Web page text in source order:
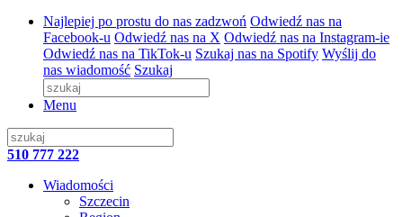
Najlepiej po prostu do nas zadzwoń Odwiedź nas na
Facebook-u Odwiedź nas na X Odwiedź nas na Instagram-ie
Odwiedź nas na TikTok-u Szukaj nas na Spotify Wyślij do
nas wiadomość Szukaj
Menu
510 777 222
Wiadomości
Szczecin